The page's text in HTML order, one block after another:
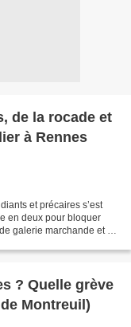
de la rocade et
à Rennes
et précaires s’est
en deux pour bloquer
galerie marchande et un
? Quelle grève
Montreuil)